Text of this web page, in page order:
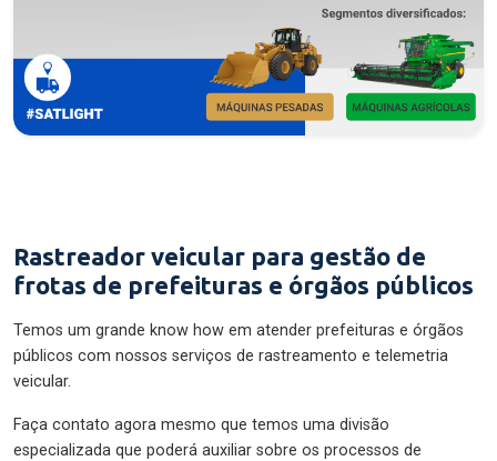
Rastreador veicular para gestão de
frotas de prefeituras e órgãos públicos
Temos um grande know how em atender prefeituras e órgãos
públicos com nossos serviços de rastreamento e telemetria
veicular.
Faça contato agora mesmo que temos uma divisão
especializada que poderá auxiliar sobre os processos de